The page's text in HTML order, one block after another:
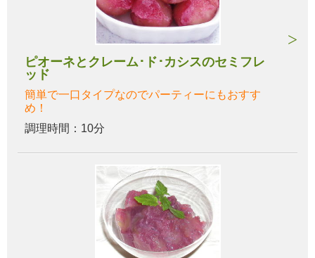
ピオーネとクレーム･ド･カシスのセミフレ
ッド
簡単で一口タイプなのでパーティーにもおすす
め！
調理時間：10分